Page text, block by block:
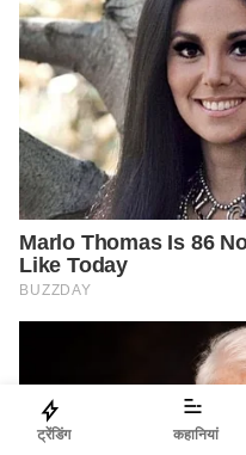
ट्रेंडिंग कहानियां